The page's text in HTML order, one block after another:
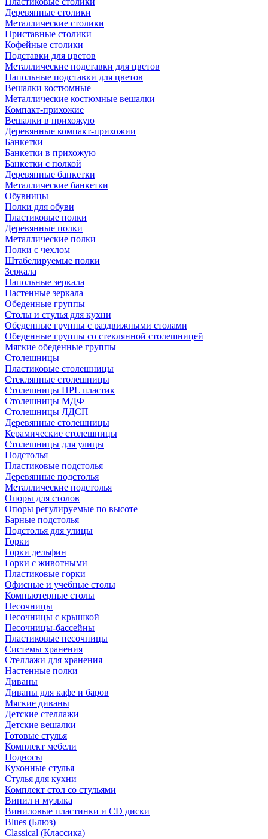
Деревянные столики
Металлические столики
Приставные столики
Кофейные столики
Подставки для цветов
Металлические подставки для цветов
Напольные подставки для цветов
Вешалки костюмные
Металлические костюмные вешалки
Компакт-прихожие
Вешалки в прихожую
Деревянные компакт-прихожии
Банкетки
Банкетки в прихожую
Банкетки с полкой
Деревянные банкетки
Металлические банкетки
Обувницы
Полки для обуви
Пластиковые полки
Деревянные полки
Металлические полки
Полки с чехлом
Штабелируемые полки
Зеркала
Напольные зеркала
Настенные зеркала
Обеденные группы
Столы и стулья для кухни
Обеденные группы с раздвижными столами
Обеденные группы со стеклянной столешницей
Мягкие обеденные группы
Столешницы
Пластиковые столешницы
Стеклянные столешницы
Столешницы HPL пластик
Столешницы МДФ
Столешницы ЛДСП
Деревянные столешницы
Керамические столешницы
Столешницы для улицы
Подстолья
Пластиковые подстолья
Деревянные подстолья
Металлические подстолья
Опоры для столов
Опоры регулируемые по высоте
Барные подстолья
Подстолья для улицы
Горки
Горки дельфин
Горки с животными
Пластиковые горки
Офисные и учебные столы
Компьютерные столы
Песочницы
Песочницы с крышкой
Песочницы-бассейны
Пластиковые песочницы
Системы хранения
Стеллажи для хранения
Настенные полки
Диваны
Диваны для кафе и баров
Мягкие диваны
Детские стеллажи
Детские вешалки
Готовые стулья
Комплект мебели
Подносы
Кухонные стулья
Стулья для кухни
Комплект стол со стульями
Винил и музыка
Виниловые пластинки и CD диски
Blues (Блюз)
Classical (Классика)